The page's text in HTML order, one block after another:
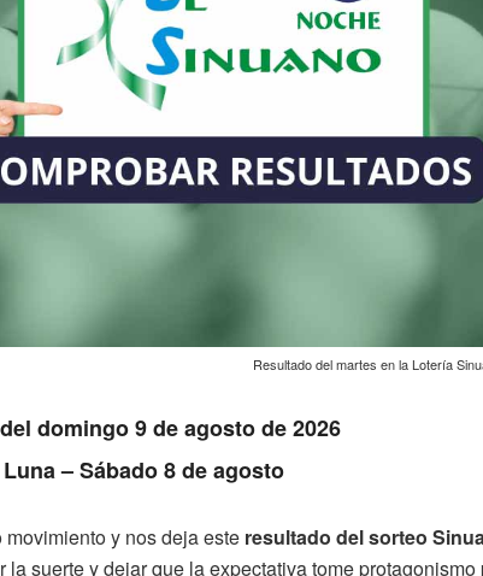
Resultado del martes en la Lotería
domingo 9 de agosto de 2026
– Sábado 8 de agosto
y nos deja este resultado del sorteo
suerte y dejar que la expectativa tome protagonismo